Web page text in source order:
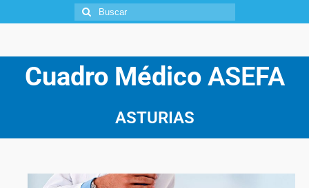
Cuadro Médico ASEFA
ASTURIAS